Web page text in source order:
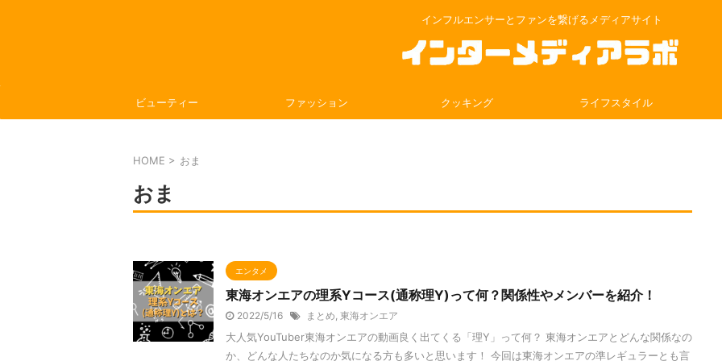
インフルエンサーとファンを繋げるメディアサイト
ビューティー ファッション クッキング ライフスタイル
HOME > おま
おま
エンタメ
東海オンエアの理系Yコース(通称理Y)って何？関係性やメンバーを紹介！
2022/5/16 まとめ, 東海オンエア
大人気YouTuber東海オンエアの動画良く出てくる「理Y」って何？ 東海オンエアとどんな関係なの
か、どんな人たちなのか気になる方も多いと思います！ 今回は東海オンエアの準レギュラーとも言